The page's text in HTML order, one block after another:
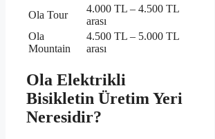
Ola Tour
4.000 TL – 4.500 TL
arası
Ola
Mountain
4.500 TL – 5.000 TL
arası
Ola Elektrikli
Bisikletin Üretim Yeri
Neresidir?